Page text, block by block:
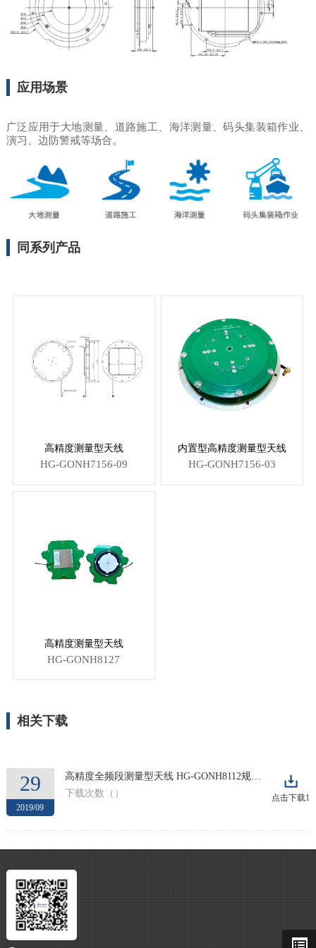
应用场景
广泛应用于大地测量、道路施工、海洋测量、码头集装箱作业、
演习、边防警戒等场合。
同系列产品
高精度测量型天线
HG-GONH7156-09
内置型高精度测量型天线
HG-GONH7156-03
高精度测量型天线
HG-GONH8127
相关下载
点击下载1
29
2019/09
高精度全频段测量型天线 HG-GONH8112规格书
下载次数（ ）